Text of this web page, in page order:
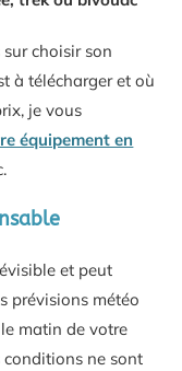
choisir son
à télécharger et où
je vous
équipement en
et peut
prévisions météo
matin de votre
conditions ne sont